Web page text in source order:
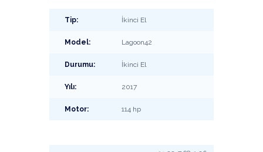
Tip: İkinci El
Model: Lagoon42
Durumu: İkinci El
Yılı: 2017
Motor: 114 hp